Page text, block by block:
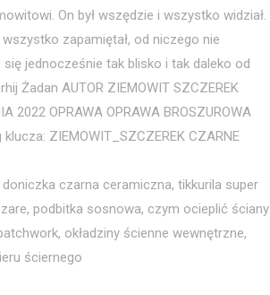
On był wszędzie i wszystko widział.
zapamiętał, od niczego nie
jednocześnie tak blisko i tak daleko od
Żadan AUTOR ZIEMOWIT SZCZEREK
2022 OPRAWA OPRAWA BROSZUROWA
ZIEMOWIT_SZCZEREK CZARNE
czarna ceramiczna, tikkurila super
podbitka sosnowa, czym ocieplić ściany
okładziny ścienne wewnętrzne,
ściernego